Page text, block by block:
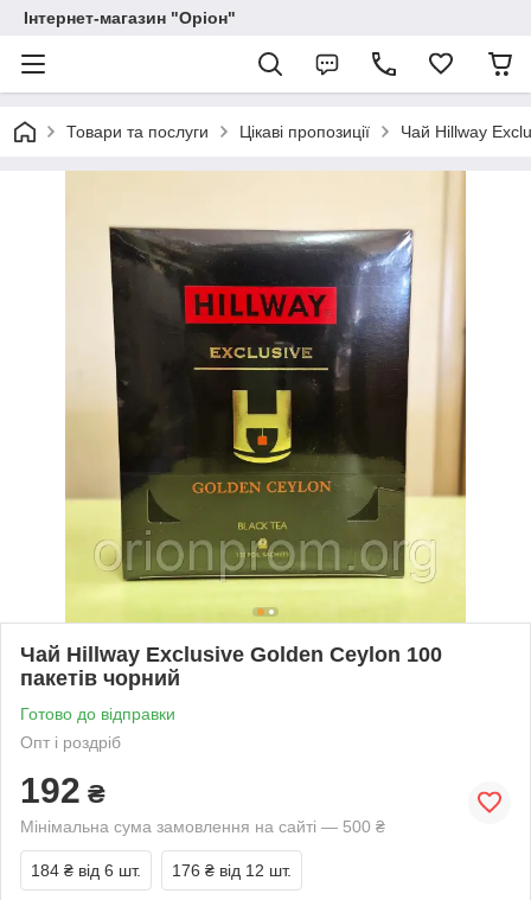
Інтернет-магазин "Оріон"
Товари та послуги Цікаві пропозиції Чай Hillway
Чай Hillway Exclusive Golden Ceylon 100
пакетів чорний
Готово до відправки
Опт і роздріб
192 ₴
Мінімальна сума замовлення на сайті — 500 ₴
184 ₴ від 6 шт. 176 ₴ від 12 шт.